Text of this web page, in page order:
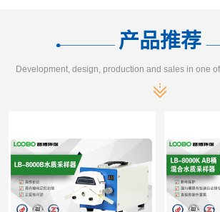
产品推荐